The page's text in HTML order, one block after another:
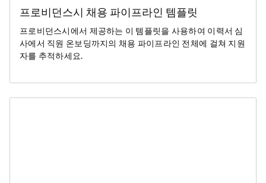
프로비던스시 채용 파이프라인 템플릿
프로비던스시에서 제공하는 이 템플릿을 사용하여 이력서 심
사에서 직원 온보딩까지의 채용 파이프라인 전체에 걸쳐 지원
자를 추적하세요.